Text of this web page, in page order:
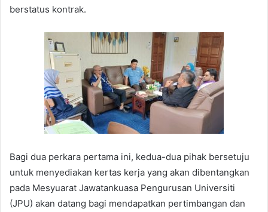
berstatus kontrak.
Bagi dua perkara pertama ini, kedua-dua pihak bersetuju
untuk menyediakan kertas kerja yang akan dibentangkan
pada Mesyuarat Jawatankuasa Pengurusan Universiti
(JPU) akan datang bagi mendapatkan pertimbangan dan